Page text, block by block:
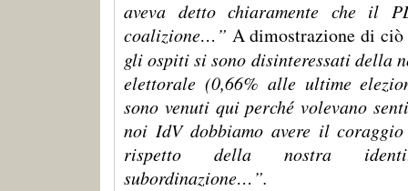
aveva detto chiaramente che il
coalizione…” A dimostrazione di
gli ospiti si sono disinteressati della
elettorale (0,66% alle ultime
sono venuti qui perché volevano
noi IdV dobbiamo avere il
rispetto della nostra
subordinazione…”.